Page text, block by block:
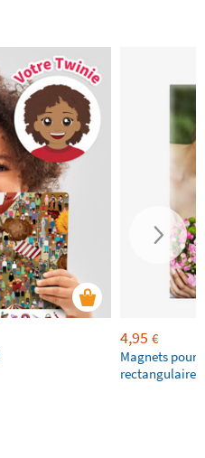
4,95 €
Magnets pour
rectangulaires